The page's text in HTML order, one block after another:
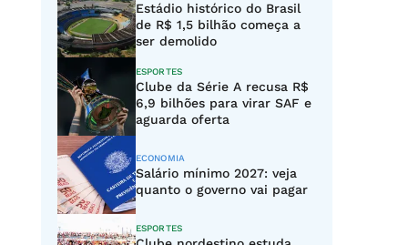
Estádio histórico do Brasil
de R$ 1,5 bilhão começa a
ser demolido
ESPORTES
Clube da Série A recusa R$
6,9 bilhões para virar SAF e
aguarda oferta
ECONOMIA
Salário mínimo 2027: veja
quanto o governo vai pagar
ESPORTES